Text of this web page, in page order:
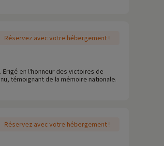
Réservez avec votre hébergement !
Erigé en l'honneur des victoires de
témoignant de la mémoire nationale.
Réservez avec votre hébergement !